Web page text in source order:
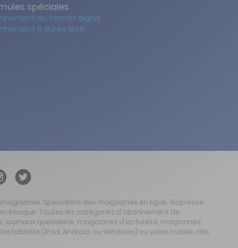
spéciales
au format digital
à durée libre
Spécialiste des magazines en ligne, Viapresse
kiosque. Toutes les catégories d'abonnement de
journaux quotidiens, magazines d'actualité, magazines
tablette (iPad, Android, ou Windows) ou votre mobile, dès